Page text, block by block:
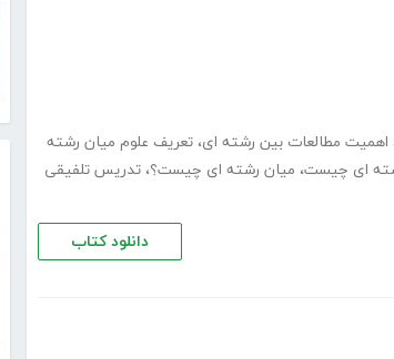
اهمیت مطالعات بین رشته ای، تعریف علوم میان رشته
ای چیست، میان رشته ای چیست؟، تدریس تلفیقی
دانلود کتاب